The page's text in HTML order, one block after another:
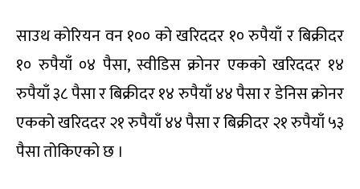
साउथ कोरियन वन १०० को खरिददर १० रुपैयाँ र बिक्रीदर
१० रुपैयाँ ०४ पैसा, स्वीडिस क्रोनर एकको खरिददर १४
रुपैयाँ ३८ पैसा र बिक्रीदर १४ रुपैयाँ ४४ पैसा र डेनिस क्रोनर
एकको खरिददर २१ रुपैयाँ ४४ पैसा र बिक्रीदर २१ रुपैयाँ ५३
पैसा तोकिएको छ ।